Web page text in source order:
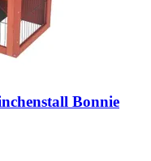
Bonnie